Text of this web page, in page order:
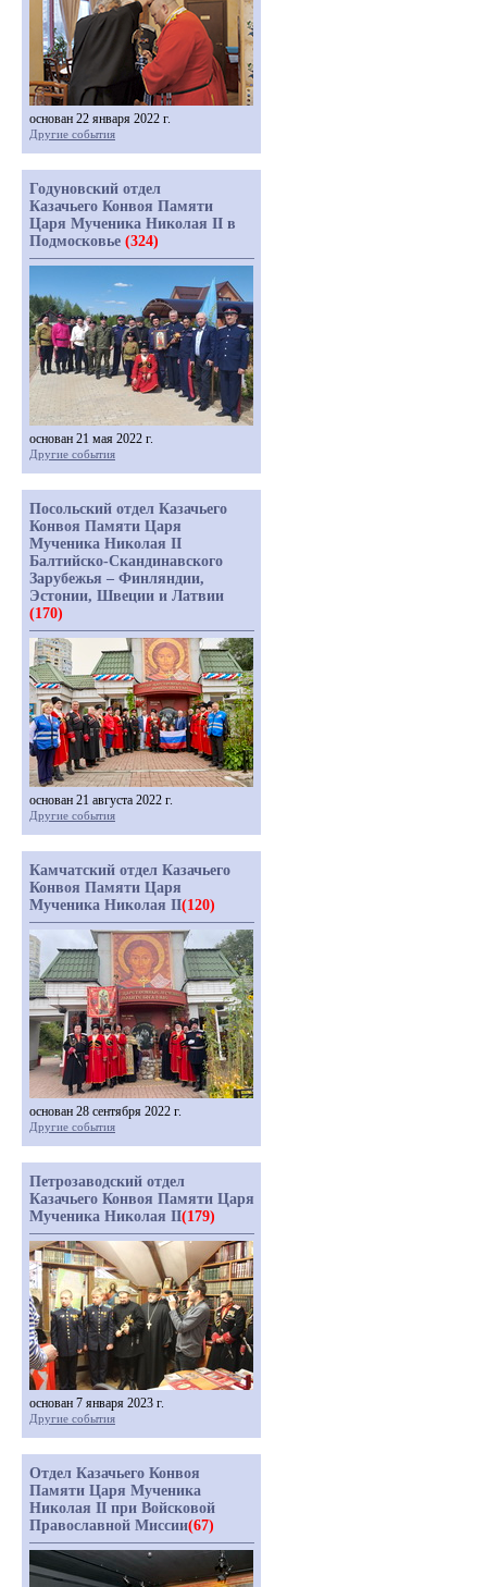
основан 22 января 2022 г.
Другие события
Годуновский отдел
Казачьего Конвоя Памяти
Царя Мученика Николая II в
Подмосковье (324)
основан 21 мая 2022 г.
Другие события
Посольский отдел Казачьего
Конвоя Памяти Царя
Мученика Николая II
Балтийско-Скандинавского
Зарубежья – Финляндии,
Эстонии, Швеции и Латвии
(170)
основан 21 августа 2022 г.
Другие события
Камчатский отдел Казачьего
Конвоя Памяти Царя
Мученика Николая II(120)
основан 28 сентября 2022 г.
Другие события
Петрозаводский отдел
Казачьего Конвоя Памяти Царя
Мученика Николая II(179)
основан 7 января 2023 г.
Другие события
Отдел Казачьего Конвоя
Памяти Царя Мученика
Николая II при Войсковой
Православной Миссии(67)